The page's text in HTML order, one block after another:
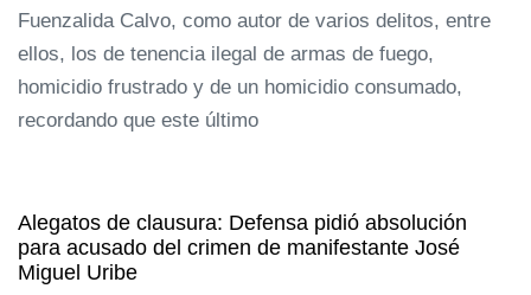
Fuenzalida Calvo, como autor de varios delitos, entre
ellos, los de tenencia ilegal de armas de fuego,
homicidio frustrado y de un homicidio consumado,
recordando que este último
Alegatos de clausura: Defensa pidió absolución
para acusado del crimen de manifestante José
Miguel Uribe